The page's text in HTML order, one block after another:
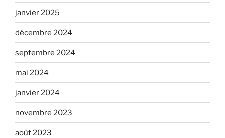
janvier 2025
décembre 2024
septembre 2024
mai 2024
janvier 2024
novembre 2023
août 2023